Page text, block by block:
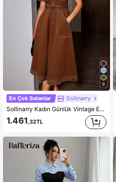
9
En Çok Satanlar Sollinarry
Sollinarry Kadın Günlük Vintage Esintili Kısa Kollu Elbise, Kolay Bakım. Satın Alırken Lütfen Beden Tablosuna Bakınız. Zarif Yaz Kahverengisi
1.461,32TL